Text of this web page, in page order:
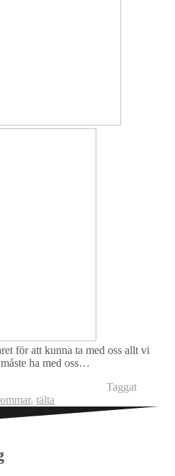
för att kunna ta med oss allt vi
ha med oss…
Taggat
, tälta